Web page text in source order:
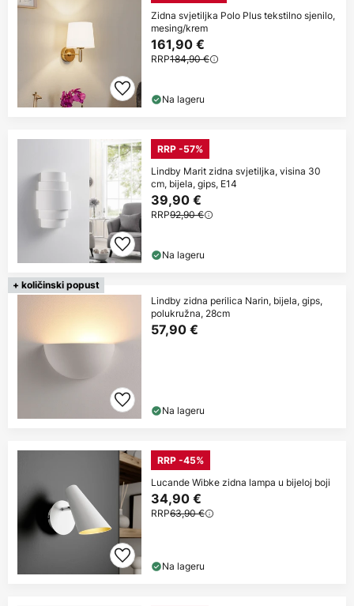
Zidna svjetiljka Polo Plus tekstilno sjenilo,
mesing/krem
161,90 €
RRP184,90 €
Na lageru
RRP -57%
Lindby Marit zidna svjetiljka, visina 30
cm, bijela, gips, E14
39,90 €
RRP92,90 €
Na lageru
+ količinski popust
Lindby zidna perilica Narin, bijela, gips,
polukružna, 28cm
57,90 €
Na lageru
RRP -45%
Lucande Wibke zidna lampa u bijeloj boji
34,90 €
RRP63,90 €
Na lageru